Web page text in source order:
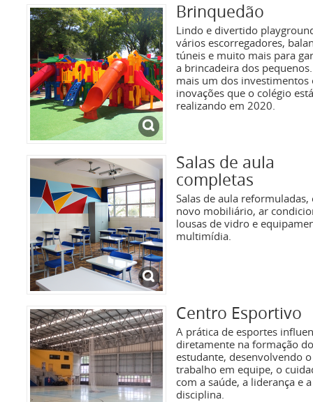
Brinquedão
Lindo e divertido
vários escorregadores,
túneis e muito mais para
a brincadeira dos pequenos.
mais um dos investimentos
inovações que o colégio está
realizando em 2020.
Salas de aula
completas
Salas de aula reformuladas,
novo mobiliário, ar
lousas de vidro e
multimídia.
Centro Esportivo
A prática de esportes
diretamente na formação do
estudante, desenvolvendo o
trabalho em equipe, o
com a saúde, a liderança e a
disciplina.